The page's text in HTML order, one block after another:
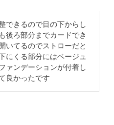
できるので目の下からし
後ろ部分までカードでき
いてるのでストローだと
にくる部分にはベージュ
ァンデーションが付着し
良かったです